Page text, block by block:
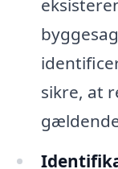
sikre, at